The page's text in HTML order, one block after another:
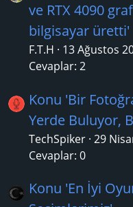
ve RTX 4090
bilgisayar üretti'
F.T.H
13 Ağustos
Cevaplar: 2
Konu 'Bir
Yerde Buluyor,
TechSpiker 29
Cevaplar: 0
Konu 'En İyi